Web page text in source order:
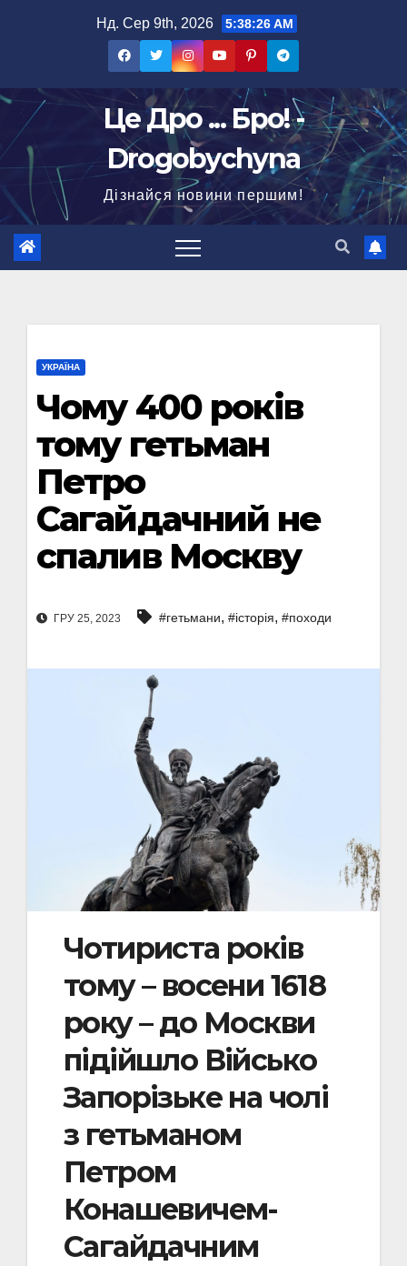
Нд. Сер 9th, 2026 5:38:28 AM
Це Дро ... Бро! -
Drogobychyna
Дізнайся новини першим!
УКРАЇНА
Чому 400 років
тому гетьман
Петро
Сагайдачний не
спалив Москву
ГРУ 25, 2023 #гетьмани, #історія, #походи
Чотириста років
тому – восени 1618
року – до Москви
підійшло Військо
Запорізьке на чолі
з гетьманом
Петром
Конашевичем-
Сагайдачним